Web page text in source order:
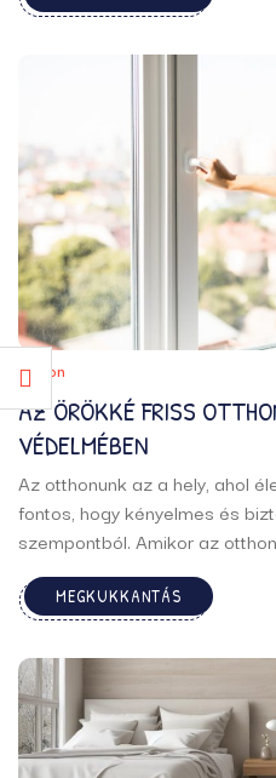
alábbiakban megismerhetitek
macskafajtákat, amelyek nem ...
Otthon
AZ ÖRÖKKÉ FRISS
VÉDELMÉBEN
Az otthonunk az a hely, ahol
fontos, hogy kényelmes és
szempontból. Amikor az
építésű ház vásárlásáról van
fontolóra kell vennünk, hogy
amelyek hozzájárulnak az
MEGKUKKANTÁS